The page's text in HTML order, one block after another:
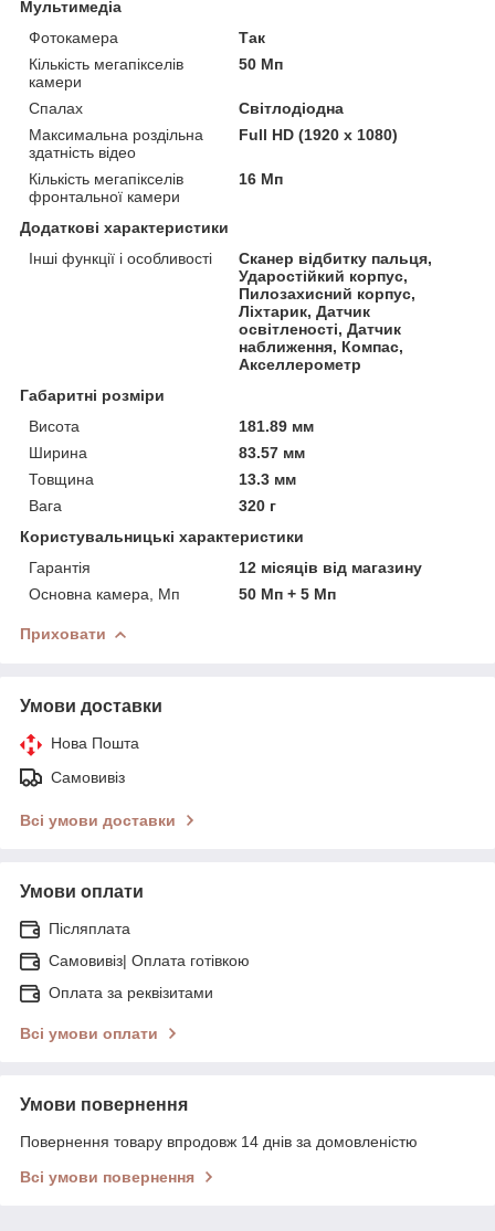
Мультимедіа
Фотокамера
Так
Кількість мегапікселів
камери
50 Мп
Спалах
Світлодіодна
Максимальна роздільна
здатність відео
Full HD (1920 x 1080)
Кількість мегапікселів
фронтальної камери
16 Мп
Додаткові характеристики
Інші функції і особливості
Сканер відбитку пальця,
Ударостійкий корпус,
Пилозахисний корпус,
Ліхтарик, Датчик
освітленості, Датчик
наближення, Компас,
Акселлерометр
Габаритні розміри
Висота
181.89 мм
Ширина
83.57 мм
Товщина
13.3 мм
Вага
320 г
Користувальницькі характеристики
Гарантія
12 місяців від магазину
Основна камера, Мп
50 Мп + 5 Мп
Приховати
Умови доставки
Нова Пошта
Самовивіз
Всі умови доставки
Умови оплати
Післяплата
Самовивіз| Оплата готівкою
Оплата за реквізитами
Всі умови оплати
Умови повернення
Повернення товару впродовж 14 днів за домовленістю
Всі умови повернення